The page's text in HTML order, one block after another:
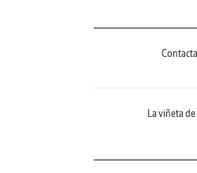
La viñeta